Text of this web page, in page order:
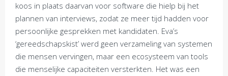
koos in plaats daarvan voor software die hielp bij het
plannen van interviews, zodat ze meer tijd hadden voor
persoonlijke gesprekken met kandidaten. Eva’s
‘gereedschapskist’ werd geen verzameling van systemen
die mensen vervingen, maar een ecosysteem van tools
die menselijke capaciteiten versterkten. Het was een